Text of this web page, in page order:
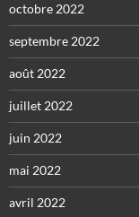
octobre 2022
septembre 2022
août 2022
juillet 2022
juin 2022
mai 2022
avril 2022